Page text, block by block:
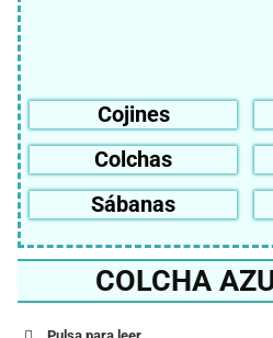
Cojines
Colchas
Sábanas
COLCHA